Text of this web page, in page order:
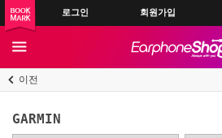
로그인 회원가입
이전
GARMIN